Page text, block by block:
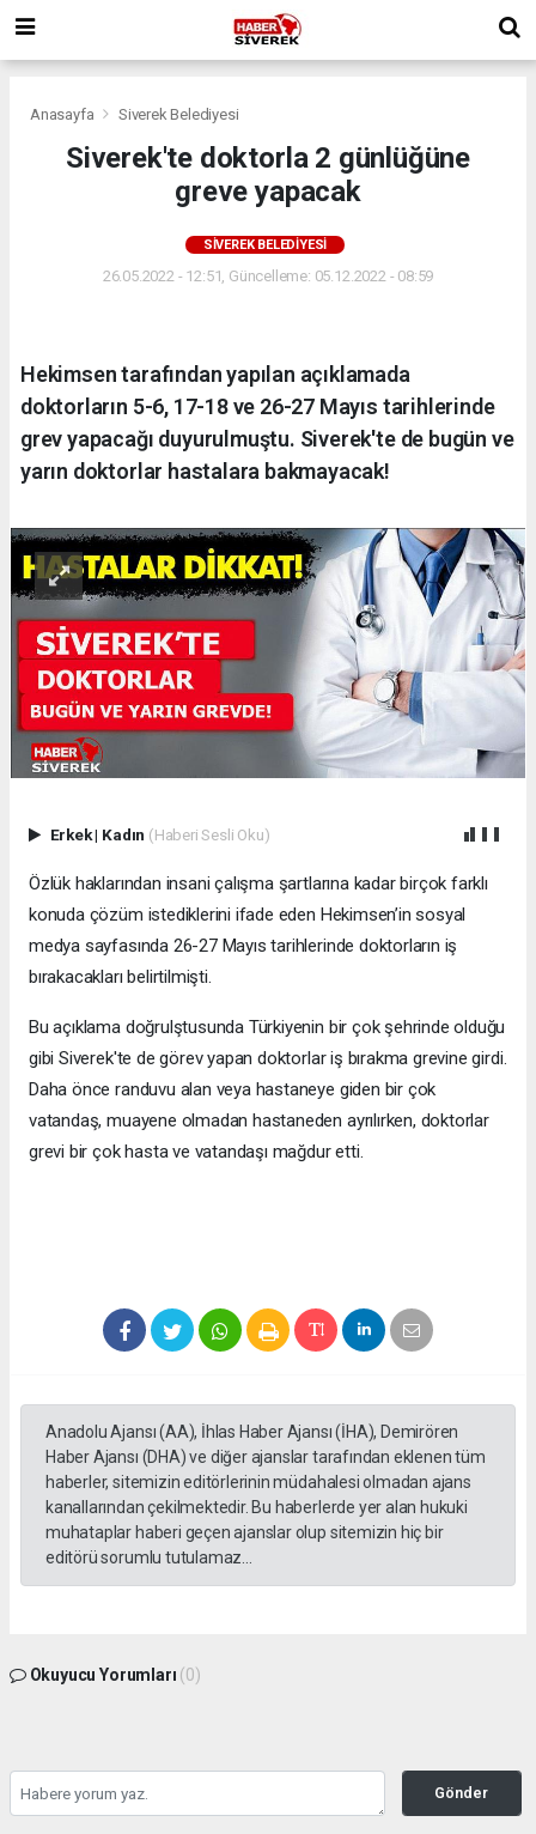
Anasayfa Siverek Belediyesi
Siverek'te doktorla 2 günlüğüne
greve yapacak
SIVEREK BELEDIYESI
26.05.2022 - 12:51, Güncelleme: 05.12.2022 - 08:59
Hekimsen tarafından yapılan açıklamada
doktorların 5-6, 17-18 ve 26-27 Mayıs tarihlerinde
grev yapacağı duyurulmuştu. Siverek'te de bugün ve
yarın doktorlar hastalara bakmayacak!
Erkek| Kadın (Haberi Sesli Oku)
Özlük haklarından insani çalışma şartlarına kadar birçok farklı
konuda çözüm istediklerini ifade eden Hekimsen’in sosyal
medya sayfasında 26-27 Mayıs tarihlerinde doktorların iş
bırakacakları belirtilmişti.
Bu açıklama doğrulştusunda Türkiyenin bir çok şehrinde olduğu
gibi Siverek'te de görev yapan doktorlar iş bırakma grevine girdi.
Daha önce randuvu alan veya hastaneye giden bir çok
vatandaş, muayene olmadan hastaneden ayrılırken, doktorlar
grevi bir çok hasta ve vatandaşı mağdur etti.
Anadolu Ajansı (AA), İhlas Haber Ajansı (İHA), Demirören
Haber Ajansı (DHA) ve diğer ajanslar tarafından eklenen tüm
haberler, sitemizin editörlerinin müdahalesi olmadan ajans
kanallarından çekilmektedir. Bu haberlerde yer alan hukuki
muhataplar haberi geçen ajanslar olup sitemizin hiç bir
editörü sorumlu tutulamaz...
Okuyucu Yorumları (0)
Gönder